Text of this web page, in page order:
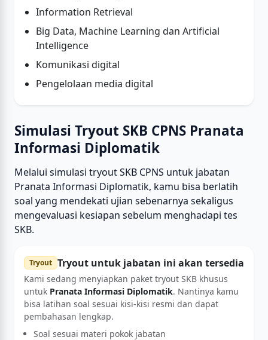
Information Retrieval
Big Data, Machine Learning dan Artificial
Intelligence
Komunikasi digital
Pengelolaan media digital
Simulasi Tryout SKB CPNS Pranata
Informasi Diplomatik
Melalui simulasi tryout SKB CPNS untuk jabatan
Pranata Informasi Diplomatik, kamu bisa berlatih
soal yang mendekati ujian sebenarnya sekaligus
mengevaluasi kesiapan sebelum menghadapi tes
SKB.
Tryout Tryout untuk jabatan ini akan tersedia
Kami sedang menyiapkan paket tryout SKB khusus
untuk Pranata Informasi Diplomatik. Nantinya kamu
bisa latihan soal sesuai kisi-kisi resmi dan dapat
pembahasan lengkap.
Soal sesuai materi pokok jabatan